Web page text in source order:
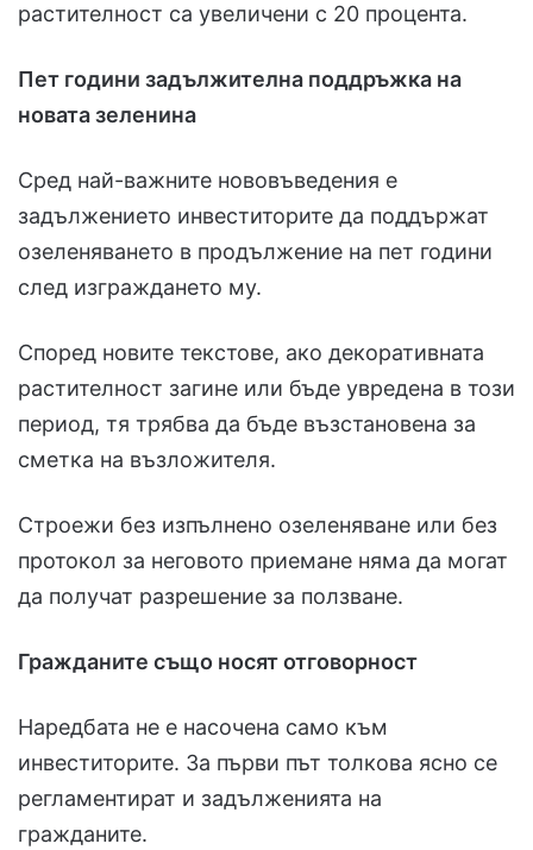
растителност са увеличени с 20 процента.
Пет години задължителна поддръжка на
новата зеленина
Сред най-важните нововъведения е
задължението инвеститорите да поддържат
озеленяването в продължение на пет години
след изграждането му.
Според новите текстове, ако декоративната
растителност загине или бъде увредена в този
период, тя трябва да бъде възстановена за
сметка на възложителя.
Строежи без изпълнено озеленяване или без
протокол за неговото приемане няма да могат
да получат разрешение за ползване.
Гражданите също носят отговорност
Наредбата не е насочена само към
инвеститорите. За първи път толкова ясно се
регламентират и задълженията на
гражданите.